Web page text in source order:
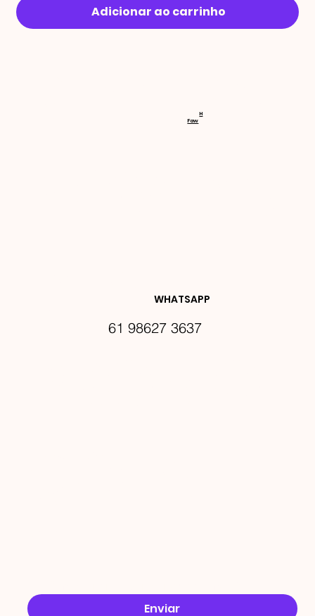
Adicionar ao carrinho
RECEBA
DES E
Enviar
WHATSAPP
61 98627 3637
Faw
H